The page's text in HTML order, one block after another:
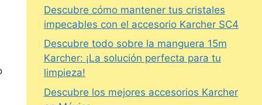
Descubre cómo mantener tus cristales
impecables con el accesorio Karcher SC4
Descubre todo sobre la manguera 15m
Karcher: ¡La solución perfecta para tu
limpieza!
Descubre los mejores accesorios Karcher